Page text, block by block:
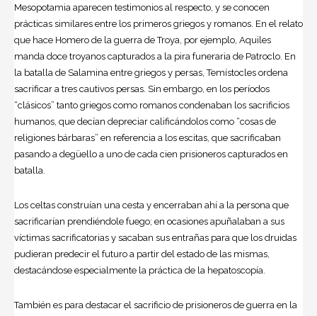
Mesopotamia aparecen testimonios al respecto, y se conocen
prácticas similares entre los primeros griegos y romanos. En el relato
que hace Homero de la guerra de Troya, por ejemplo, Aquiles
manda doce troyanos capturados a la pira funeraria de Patroclo. En
la batalla de Salamina entre griegos y persas, Temístocles ordena
sacrificar a tres cautivos persas. Sin embargo, en los períodos
“clásicos” tanto griegos como romanos condenaban los sacrificios
humanos, que decían depreciar calificándolos como “cosas de
religiones bárbaras” en referencia a los escitas, que sacrificaban
pasando a degüello a uno de cada cien prisioneros capturados en
batalla.
Los celtas construían una cesta y encerraban ahí a la persona que
sacrificarían prendiéndole fuego; en ocasiones apuñalaban a sus
víctimas sacrificatorias y sacaban sus entrañas para que los druidas
pudieran predecir el futuro a partir del estado de las mismas,
destacándose especialmente la práctica de la hepatoscopía.
También es para destacar el sacrificio de prisioneros de guerra en la